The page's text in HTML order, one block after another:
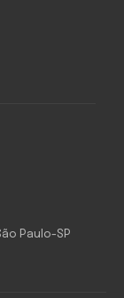
Paulo-SP